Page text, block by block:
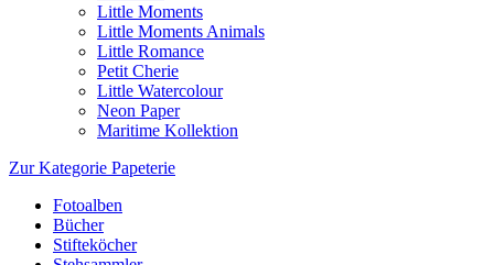
Little Moments
Little Moments Animals
Little Romance
Petit Cherie
Little Watercolour
Neon Paper
Maritime Kollektion
Zur Kategorie Papeterie
Fotoalben
Bücher
Stifteköcher